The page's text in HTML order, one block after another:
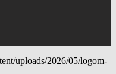
uploads/2026/05/logom-